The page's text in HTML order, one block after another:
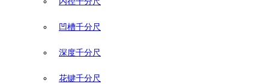
凹槽千分尺
深度千分尺
花键千分尺